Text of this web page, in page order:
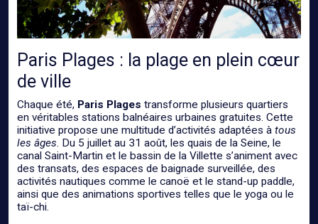
Paris Plages : la plage en plein cœur
de ville
Chaque été, Paris Plages transforme plusieurs quartiers
en véritables stations balnéaires urbaines gratuites. Cette
initiative propose une multitude d’activités adaptées à tous
les âges. Du 5 juillet au 31 août, les quais de la Seine, le
canal Saint-Martin et le bassin de la Villette s’animent avec
des transats, des espaces de baignade surveillée, des
activités nautiques comme le canoë et le stand-up paddle,
ainsi que des animations sportives telles que le yoga ou le
taï-chi.